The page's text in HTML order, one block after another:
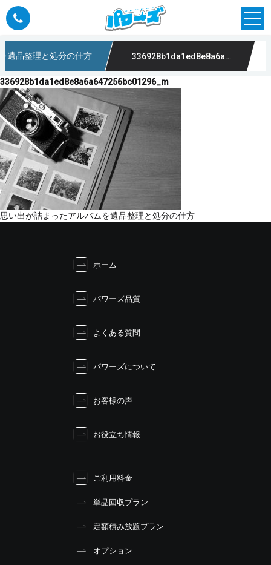
遺品整理と処分の仕方 336928b1da1ed8e8a6a647256bc01296_m
336928b1da1ed8e8a6a647256bc01296_m
投
思い出が詰まったアルバムを遺品整理と処分の仕方
ホーム
パワーズ品質
よくある質問
パワーズについて
お客様の声
お役立ち情報
ご利用料金
単品回収プラン
定額積み放題プラン
オプション